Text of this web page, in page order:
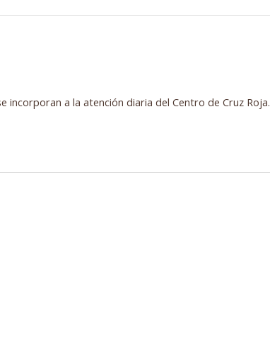
incorporan a la atención diaria del Centro de Cruz Roja.